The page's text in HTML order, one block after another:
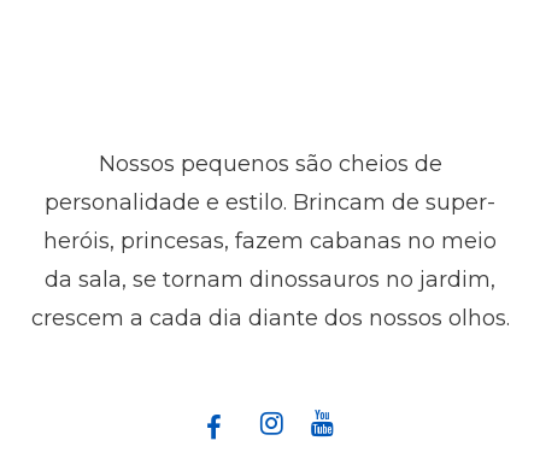
Nossos pequenos são cheios de
personalidade e estilo. Brincam de super-
heróis, princesas, fazem cabanas no meio
da sala, se tornam dinossauros no jardim,
crescem a cada dia diante dos nossos olhos.